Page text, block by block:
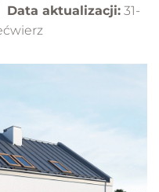
Data aktualizacji: 31-